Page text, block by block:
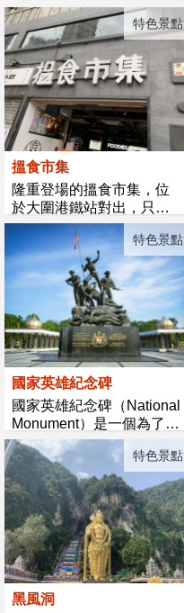
地帶。文...
特色景點
搵食市集
隆重登場的搵食市集，位
於大圍港鐵站對出，只約1
分鐘步程...
特色景點
國家英雄紀念碑
國家英雄紀念碑（National
Monument）是一個為了紀
念二戰和在馬...
特色景點
黑風洞